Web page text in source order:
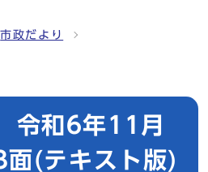
市政だより
令和6年11月
(テキスト版)